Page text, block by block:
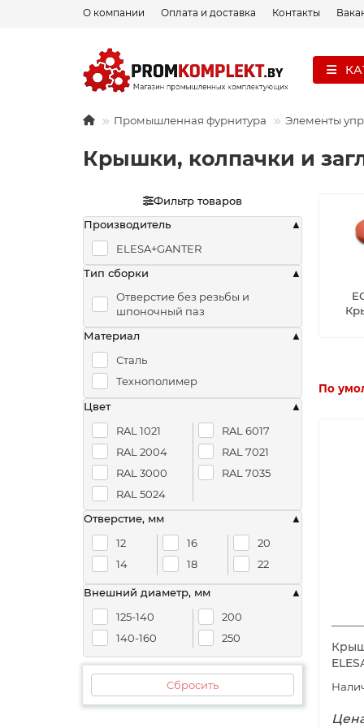
О компании Оплата и доставка Контакты
Промышленная фурнитура Элементы
Крышки, колпачки и
Фильтр товаров
Производитель
ELESA+GANTER
Тип сборки
Отверстие без резьбы и
шпоночный паз
Материал
Сталь
Технополимер
Цвет
RAL 1021
RAL 2004
RAL 3000
RAL 5024
RAL 6017
RAL 7021
RAL 7035
Отверстие, мм
12
14
16
18
20
22
Внешний диаметр, мм
125-140
140-160
200
250
Сбросить
По